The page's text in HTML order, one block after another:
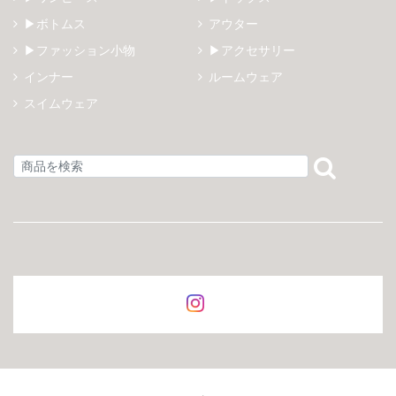
▶ボトムス
アウター
▶ファッション小物
▶アクセサリー
インナー
ルームウェア
スイムウェア